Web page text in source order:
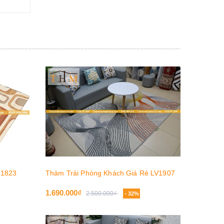
Thảm Trải Phòng Khách Giá Rẻ LV1907
1.690.000₫ 2.500.000₫ - 32%